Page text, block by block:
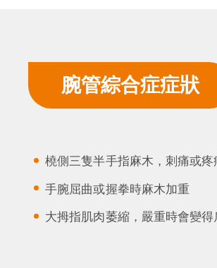
腕管綜合症症狀
橈側三隻半手指麻木，刺痛或疼
手腕屈曲或握拳時麻木加重
大拇指肌肉萎縮，嚴重時會變